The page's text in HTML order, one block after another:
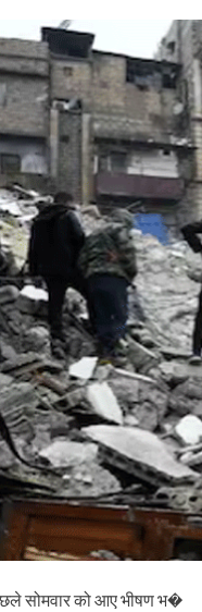
सोमवार को आए भीषण भ�